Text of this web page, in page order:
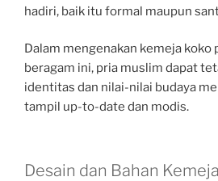
hadiri, baik itu formal maupun
Dalam mengenakan kemeja koko
beragam ini, pria muslim dapat
identitas dan nilai-nilai budaya
tampil up-to-date dan modis.
Desain dan Bahan